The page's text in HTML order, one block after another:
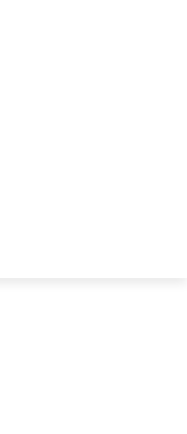
าเอกทาง
ยซีชวงซึ่งเป็น
ใต้ของประเทศจีน
วามปลอดภัยของ
ามปลอดภัย
หกรรมมากกว่า
เขาทำให้ได้รับ
ศหลายฉบับและมี
จากชุมชน
ระกอบการกับ
กป้องข้อมูล เขา
สำรองข้อมูลที่ทัน
ป้องข้อมูลในจีน